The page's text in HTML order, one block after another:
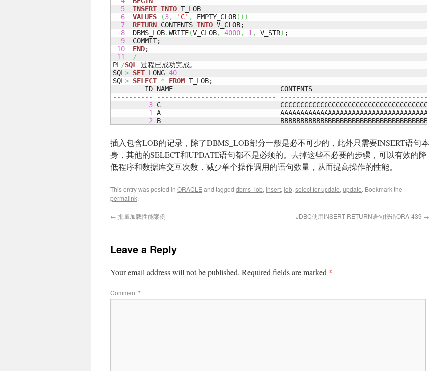
5
INSERT INTO T_LOB
6
VALUES (3, 'C' , EMPTY_CLOB( ) )
7
RETURN CONTENTS INTO V_CLOB;
8
  DBMS_LOB
.WRITE(V_CLOB, 4000, 1 , V_STR) ;
9
  COMMIT;
10
END;
11
/
PL /SQL
过程已成功完成。
SQL > SET LONG 40
SQL > SELECT * FROM T_LOB;
---------- ------------------------------ ----------------------------------------
3 C                              CCCCCCCCCCCCCCCCCCCCCCCCCCCCCCCCCCCCCCCC
1
A                              AAAAAAAAAAAAAAAAAAAAAAAAAAAAAAAAAAAAAAAA
2 B                              BBBBBBBBBBBBBBBBBBBBBBBBBBBBBBBBBBBBBBBB
插入包含LOB的记录，除了DBMS_LOB部分一般是必不可少的，此外只需要INSERT语句本
身，其他的SELECT和UPDATE语句都不是必须的。去掉这些不必要的步骤，可以有效的降
低程序和数据库交互次数，减少单个操作调用的语句数量，从而提高操作的性能。
This entry was posted in ORACLE and tagged dbms_lob, insert, lob, select for update, update. Bookmark the
permalink.
← 批量加载性能案例 JDBC使用INSERT RETURN语句报错ORA-439 →
Leave a Reply
Your email address will not be published. Required fields are marked *
Comment*